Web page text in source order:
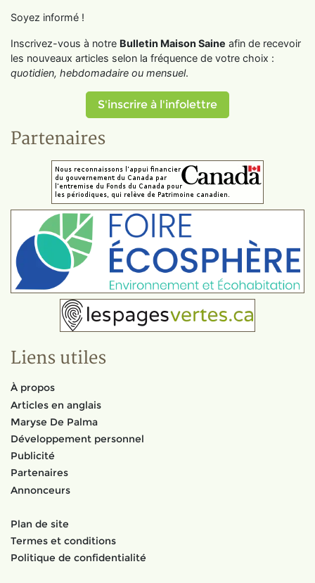
Soyez informé !
Inscrivez-vous à notre Bulletin Maison Saine afin de recevoir
les nouveaux articles selon la fréquence de votre choix :
quotidien, hebdomadaire ou mensuel.
S'inscrire à l'infolettre
Partenaires
Liens utiles
À propos
Articles en anglais
Maryse De Palma
Développement personnel
Publicité
Partenaires
Annonceurs
Plan de site
Termes et conditions
Politique de confidentialité